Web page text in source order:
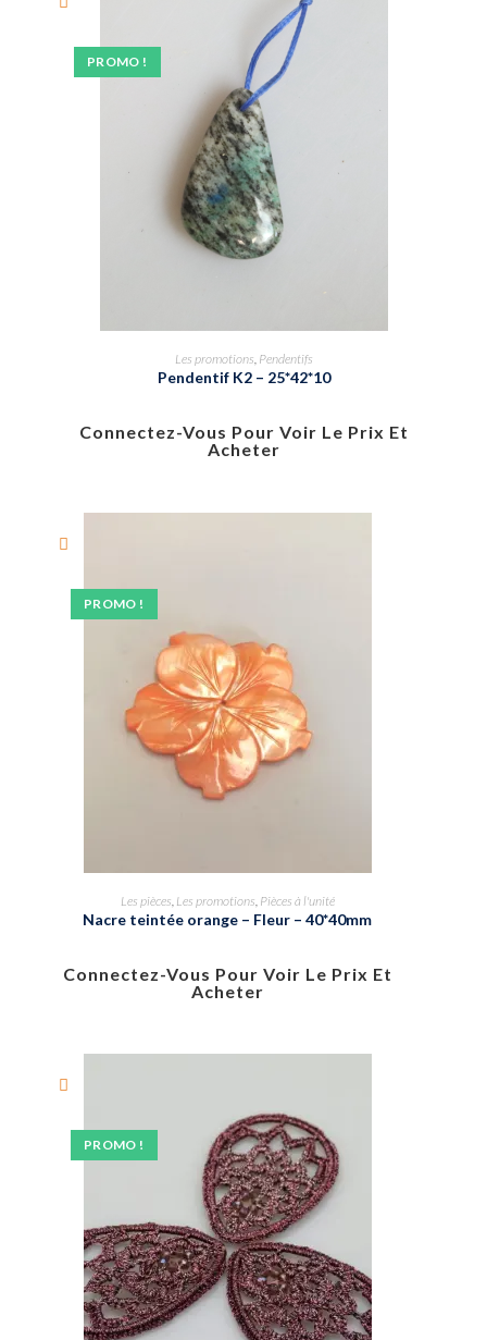
PROMO !
Les promotions, Pendentifs
Pendentif K2 – 25*42*10
Connectez-Vous Pour Voir Le Prix Et
Acheter
PROMO !
Les pièces Les promotions Pièces à l'unité
Nacre teintée orange – Fleur – 40*40mm
Connectez-Vous Pour Voir Le Prix Et
Acheter
PROMO !